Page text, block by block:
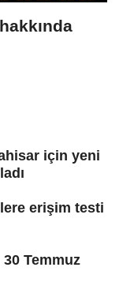
için yeni
erişim testi
Temmuz